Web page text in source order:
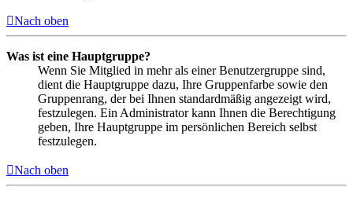
Nach oben
Was ist eine Hauptgruppe?
Wenn Sie Mitglied in mehr als einer Benutzergruppe sind,
dient die Hauptgruppe dazu, Ihre Gruppenfarbe sowie den
Gruppenrang, der bei Ihnen standardmäßig angezeigt wird,
festzulegen. Ein Administrator kann Ihnen die Berechtigung
geben, Ihre Hauptgruppe im persönlichen Bereich selbst
festzulegen.
Nach oben